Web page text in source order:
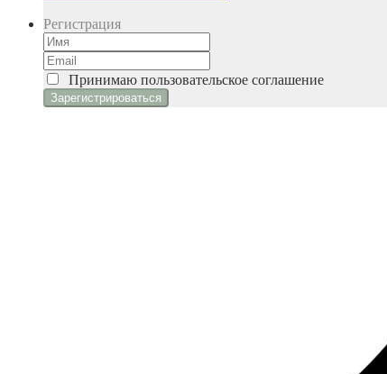
Регистрация
Принимаю пользовательское соглашение